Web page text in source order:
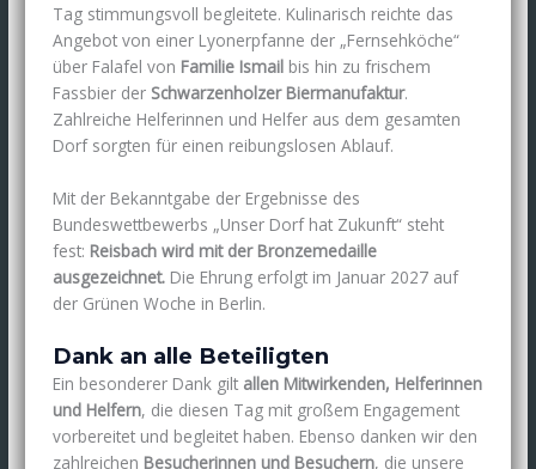
Tag stimmungsvoll begleitete. Kulinarisch reichte das
Angebot von einer Lyonerpfanne der „Fernsehköche“
über Falafel von Familie Ismail bis hin zu frischem
Fassbier der Schwarzenholzer Biermanufaktur.
Zahlreiche Helferinnen und Helfer aus dem gesamten
Dorf sorgten für einen reibungslosen Ablauf.
Mit der Bekanntgabe der Ergebnisse des
Bundeswettbewerbs „Unser Dorf hat Zukunft“ steht
fest: Reisbach wird mit der Bronzemedaille
ausgezeichnet. Die Ehrung erfolgt im Januar 2027 auf
der Grünen Woche in Berlin.
Dank an alle Beteiligten
Ein besonderer Dank gilt allen Mitwirkenden, Helferinnen
und Helfern, die diesen Tag mit großem Engagement
vorbereitet und begleitet haben. Ebenso danken wir den
zahlreichen Besucherinnen und Besuchern, die unsere